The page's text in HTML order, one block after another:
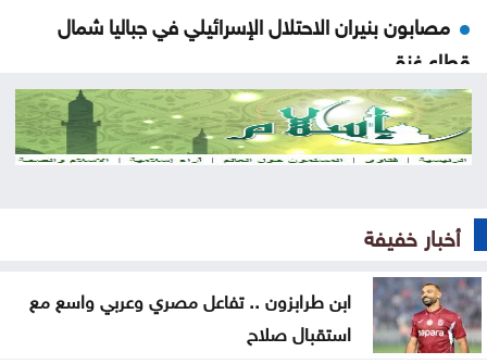
مصابون بنيران الاحتلال الإسرائيلي في جباليا شمال
قطاع غزة
وزارة الاقتصاد الرقمي: 3 ملايين هوية رقمية عبر سند
إيران تربط إعادة فتح مضيق هرمز بتنازلات أميركية
15 بالضفة
المنطقة العسكرية الشرقية تحبط تهريب مخدرات
بواسطة بالونات
أخبار خفيفة
ابن طرابزون .. تفاعل مصري وعربي واسع مع
استقبال صلاح